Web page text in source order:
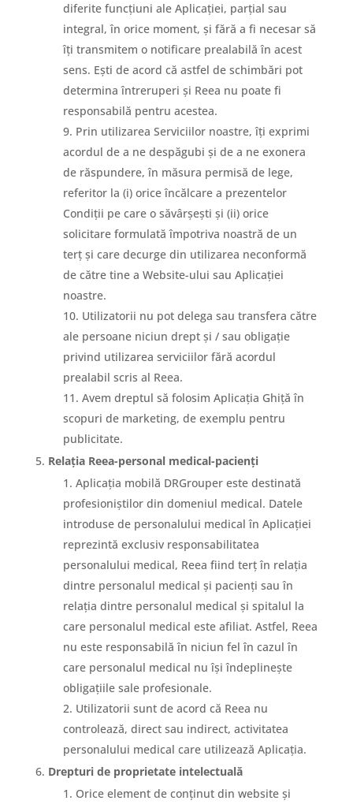
diferite funcțiuni ale Aplicației, parțial sau
integral, în orice moment, și fără a fi necesar să
îți transmitem o notificare prealabilă în acest
sens. Ești de acord că astfel de schimbări pot
determina întreruperi și Reea nu poate fi
responsabilă pentru acestea.
Prin utilizarea Serviciilor noastre, îți exprimi
acordul de a ne despăgubi și de a ne exonera
de răspundere, în măsura permisă de lege,
referitor la (i) orice încălcare a prezentelor
Condiții pe care o săvârșești și (ii) orice
solicitare formulată împotriva noastră de un
terț și care decurge din utilizarea neconformă
de către tine a Website-ului sau Aplicației
noastre.
Utilizatorii nu pot delega sau transfera către
ale persoane niciun drept și / sau obligație
privind utilizarea serviciilor fără acordul
prealabil scris al Reea.
Avem dreptul să folosim Aplicația Ghiță în
scopuri de marketing, de exemplu pentru
publicitate.
Relația Reea-personal medical-pacienți
Aplicația mobilă DRGrouper este destinată
profesioniștilor din domeniul medical. Datele
introduse de personalului medical în Aplicației
reprezintă exclusiv responsabilitatea
personalului medical, Reea fiind terț în relația
dintre personalul medical și pacienți sau în
relația dintre personalul medical și spitalul la
care personalul medical este afiliat. Astfel, Reea
nu este responsabilă în niciun fel în cazul în
care personalul medical nu își îndeplinește
obligațiile sale profesionale.
Utilizatorii sunt de acord că Reea nu
controlează, direct sau indirect, activitatea
personalului medical care utilizează Aplicația.
Drepturi de proprietate intelectuală
Orice element de conținut din website și